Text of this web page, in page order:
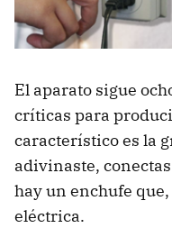
El aparato sigue
críticas para
característico es la
adivinaste,
hay un enchufe
eléctrica.